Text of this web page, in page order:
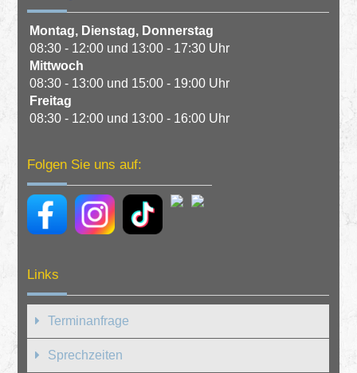
Montag, Dienstag, Donnerstag
08:30 - 12:00 und 13:00 - 17:30 Uhr
Mittwoch
08:30 - 13:00 und 15:00 - 19:00 Uhr
Freitag
08:30 - 12:00 und 13:00 - 16:00 Uhr
Folgen Sie uns auf:
Links
Terminanfrage
Sprechzeiten